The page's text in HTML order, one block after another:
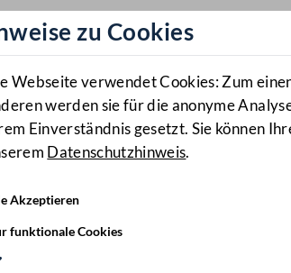
zu Cookies
Webseite verwendet Cookies: Zum
werden sie für die anonyme
Einverständnis gesetzt. Sie können
Datenschutzhinweis.
Akzeptieren
funktionale Cookies
zur Erleichtung
J)